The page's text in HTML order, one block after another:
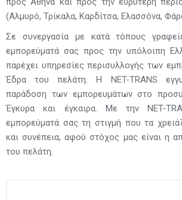
(Αλμυρό, Τρίκαλα, Καρδίτσα, Ελασσόνα,
Σε συνεργασία με κατά τόπους
εμπορεύματά σας προς την υπόλοιπη
παρέχει υπηρεσίες περισυλλογής των
Έδρα του πελάτη. Η NET-TRANS
παράδοση των εμπορευμάτων στο
Έγκυρα και έγκαιρα. Με την NET-
εμπορεύματά σας τη στιγμή που τα
και συνέπεια, αφού στόχος μας είναι η
του πελάτη.